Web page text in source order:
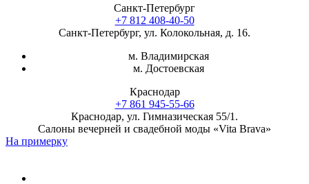
Санкт-Петербург
+7 812 408-40-50
Санкт-Петербург, ул. Колокольная, д. 16.
м. Владимирская
м. Достоевская
Краснодар
+7 861 945-55-66
Краснодар, ул. Гимназическая 55/1.
Салоны вечерней и свадебной моды «Vita Brava»
На примерку